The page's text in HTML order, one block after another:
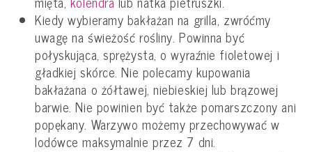
Kiedy wybieramy bakłażan na grilla, zwróćmy
uwagę na świeżość rośliny. Powinna być
połyskująca, sprężysta, o wyraźnie fioletowej i
gładkiej skórce. Nie polecamy kupowania
bakłażana o żółtawej, niebieskiej lub brązowej
barwie. Nie powinien być także pomarszczony ani
popękany. Warzywo możemy przechowywać w
lodówce maksymalnie przez 7 dni.